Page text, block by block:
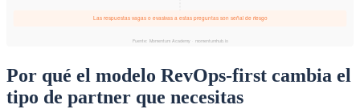
Por qué el modelo RevOps-first cambia el
tipo de partner que necesitas